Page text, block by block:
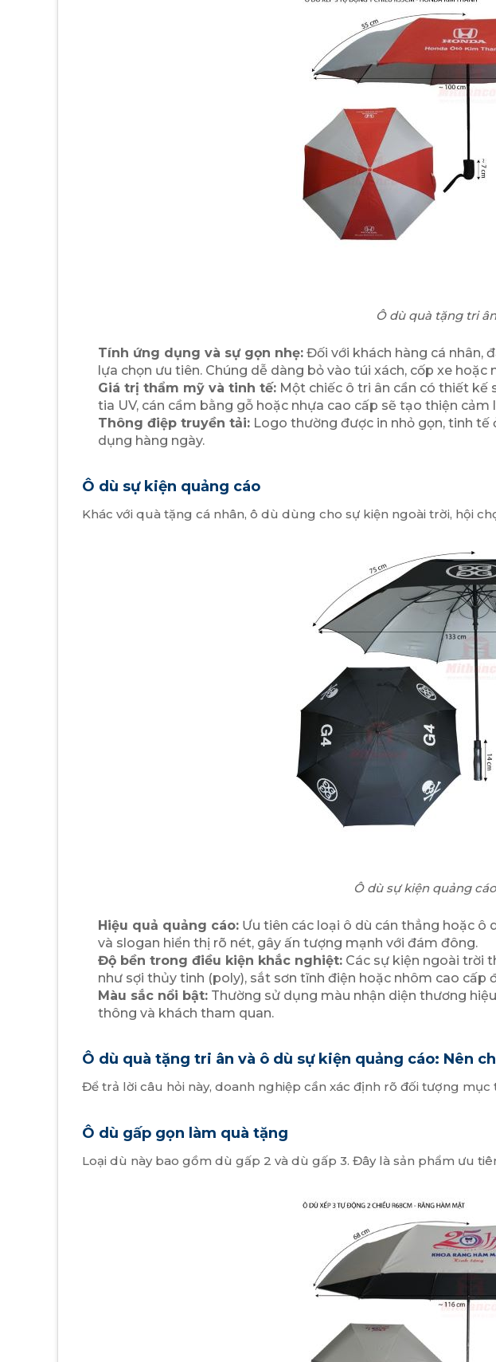
Ô dù quà tặng tri
Tính ứng dụng và sự gọn nhẹ: Đối với khách hàng cá nhân,
lựa chọn ưu tiên. Chúng dễ dàng bỏ vào túi xách, cốp xe hoặc
Giá trị thẩm mỹ và tinh tế: Một chiếc ô tri ân cần có thiết kế
tia UV, cán cầm bằng gỗ hoặc nhựa cao cấp sẽ tạo thiện cảm
Thông điệp truyền tải: Logo thường được in nhỏ gọn, tinh
dụng hàng ngày.
Ô dù sự kiện quảng cáo
Khác với quà tặng cá nhân, ô dù dùng cho sự kiện ngoài trời, hội
Ô dù sự kiện quảng
Hiệu quả quảng cáo: Ưu tiên các loại ô dù cán thẳng hoặc ô
và slogan hiển thị rõ nét, gây ấn tượng mạnh với đám đông.
Độ bền trong điều kiện khắc nghiệt: Các sự kiện ngoài trời
như sợi thủy tinh (poly), sắt sơn tĩnh điện hoặc nhôm cao cấp
Màu sắc nổi bật: Thường sử dụng màu nhận diện thương
thông và khách tham quan.
Ô dù quà tặng tri ân và ô dù sự kiện quảng cáo: Nên
Để trả lời câu hỏi này, doanh nghiệp cần xác định rõ đối tượng
Ô dù gấp gọn làm quà tặng
Loại dù này bao gồm dù gấp 2 và dù gấp 3. Đây là sản phẩm ưu